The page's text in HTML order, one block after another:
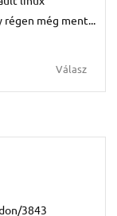
régen még ment...
Válasz
3843